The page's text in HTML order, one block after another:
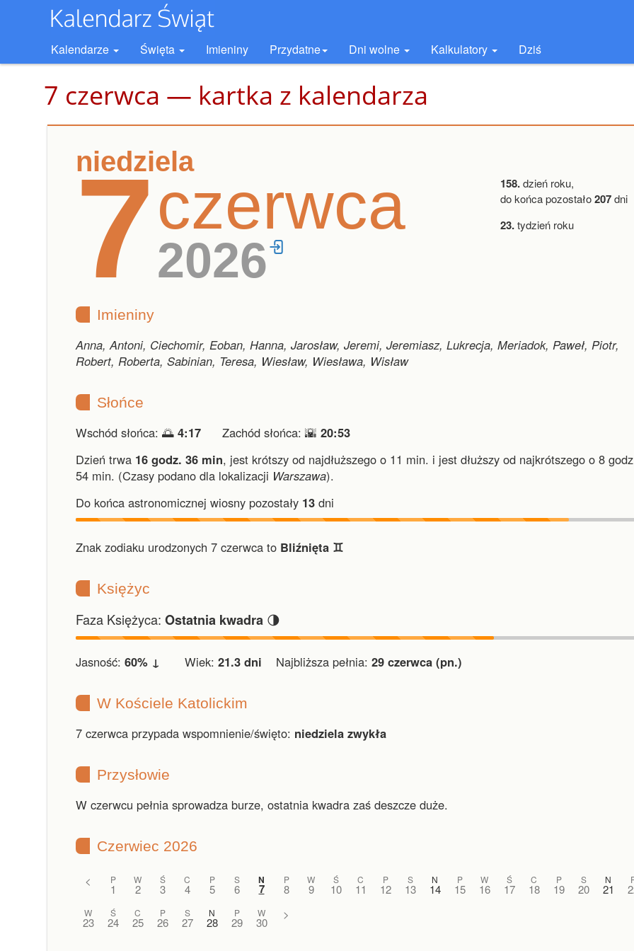
Kalendarze Święta Imieniny Przydatne Dni wolne Kalkulatory Dziś
7 czerwca — kartka z kalendarza
niedziela
7czerwca
2026
158.dzień roku,
do końca pozostało207dni
23.tydzień roku
Imieniny
Anna, Antoni, Ciechomir, Eoban, Hanna, Jarosław, Jeremi, Jeremiasz, Lukrecja, Meriadok, Paweł, Piotr,
Robert, Roberta, Sabinian, Teresa, Wiesław, Wiesława, Wisław
Słońce
Wschód słońca: 🌅 4:17 Zachód słońca: 🌇 20:53
Dzień trwa 16 godz. 36 min, jest krótszy od najdłuższego o 11 min. i jest dłuższy od najkrótszego o 8
54 min. (Czasy podano dla lokalizacji Warszawa).
Do końca astronomicznej wiosny pozostały 13 dni
Znak zodiaku urodzonych 7 czerwca to Bliźnięta ♊︎
Księżyc
Faza Księżyca: Ostatnia kwadra 🌗
Jasność: 60% ↓ Wiek: 21.3 dni Najbliższa pełnia: 29 czerwca (pn.)
W Kościele Katolickim
7 czerwca przypada wspomnienie/święto: niedziela zwykła
Przysłowie
W czerwcu pełnia sprowadza burze, ostatnia kwadra zaś deszcze duże.
Czerwiec 2026
< P
1
W
2
Ś
3
C
4
P
5
S
6
N
7
P
8
W
9
Ś
10
C
11
P
12
S
13
N
14
P
15
W
16
Ś
17
C
18
P
19
S
20
N
21
W
23
Ś
24
C
25
P
26
S
27
N
28
P
29
W
30
>